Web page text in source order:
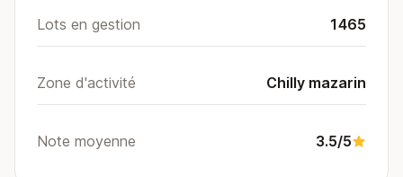
Lots en gestion 1465
Zone d'activité Chilly mazarin
Note moyenne 3.5/5